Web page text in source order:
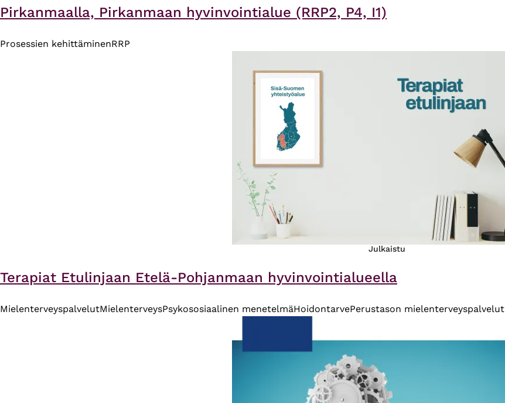
Pirkanmaalla​, Pirkanmaan hyvinvointialue (RRP2, P4, I1)
Prosessien kehittäminenRRP
Julkaistu
Terapiat Etulinjaan Etelä-Pohjanmaan hyvinvointialueella
MielenterveyspalvelutMielenterveysPsykososiaalinen menetelmäHoidontarvePerustason mielenterveyspalvelut